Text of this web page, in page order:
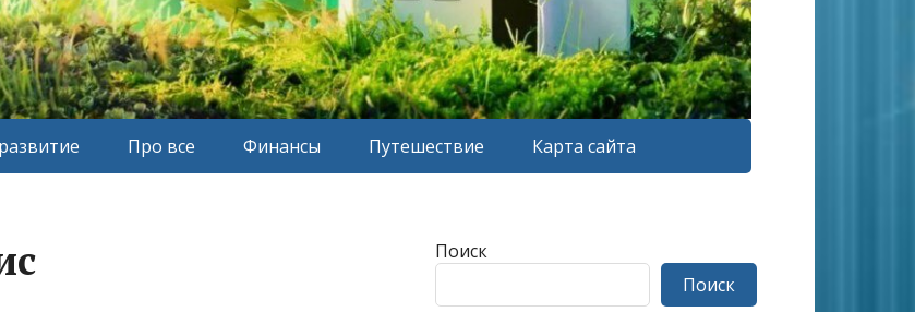
Про все Финансы Путешествие Карта сайта
Поиск
Поиск